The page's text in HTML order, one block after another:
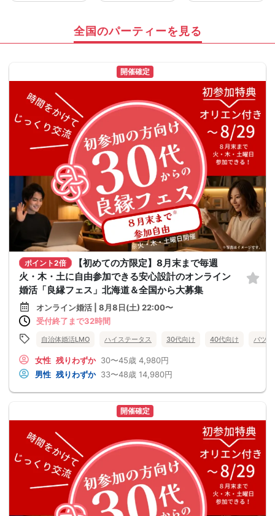
全国のパーティーを見る
開催確定
ポイント2倍
【初めての方限定】8月末まで毎週
火・木・土に自由参加できる安心設計のオンライン
婚活「良縁フェス」北海道＆全国から大募集
オンライン婚活 | 8月8日(土) 22:00〜
受付終了まで32時間
自治体婚活LMO ハイステータス 30代向け 40代向け バツ
女性 残りわずか 30〜45歳 4,980円
男性 残りわずか 33〜48歳 14,980円
開催確定